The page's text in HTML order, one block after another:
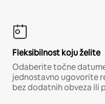
Fleksibilnost koju želite
Odaberite točne
jednostavno ugovorite
bez dodatnih obveza ili